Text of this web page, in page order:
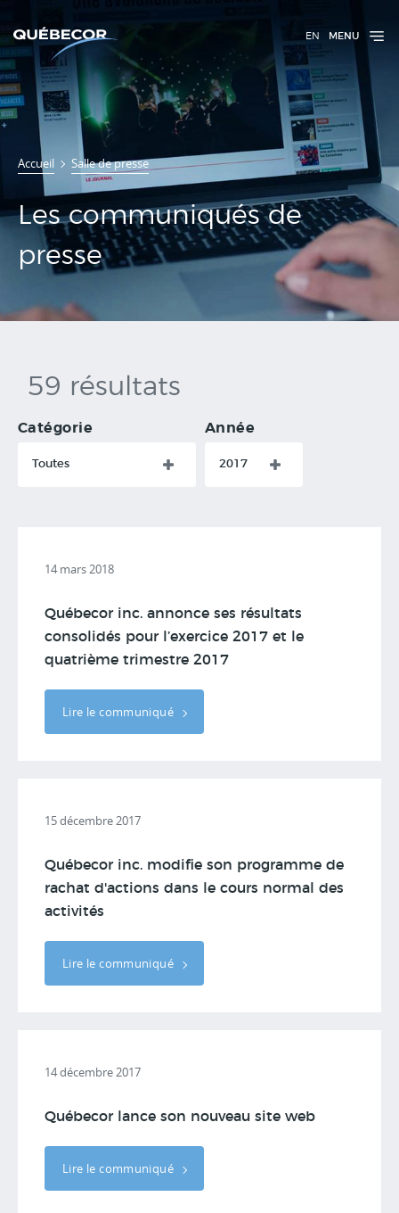
EN MENU
Accueil Salle de presse
Communiqués
de presse
Les communiqués de
presse
59 résultats
Catégorie
Toutes
Année
2017
14 mars 2018
Québecor inc. annonce ses résultats
consolidés pour l’exercice 2017 et le
quatrième trimestre 2017
Lire le communiqué
15 décembre 2017
Québecor inc. modifie son programme de
rachat d'actions dans le cours normal des
activités
Lire le communiqué
14 décembre 2017
Québecor lance son nouveau site web
Lire le communiqué